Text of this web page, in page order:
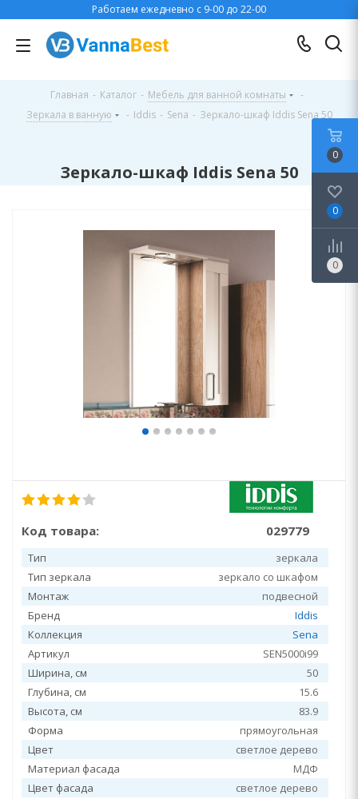
Работаем ежедневно с 9-00 до 22-00
Главная - Каталог - Мебель для ванной комнаты
-
Зеркала в ванную
- Iddis - Sena - Зеркало-шкаф Iddis Sena 50
Зеркало-шкаф Iddis Sena 50
Код товара: 029779
Тип
зеркала
Тип зеркала
зеркало со шкафом
Монтаж
подвесной
Бренд
Iddis
Коллекция
Sena
Артикул
SEN5000i99
Ширина, см
50
Глубина, см
15.6
Высота, см
83.9
Форма
прямоугольная
Цвет
светлое дерево
Материал фасада
МДФ
Цвет фасада
светлое дерево
0
0
0